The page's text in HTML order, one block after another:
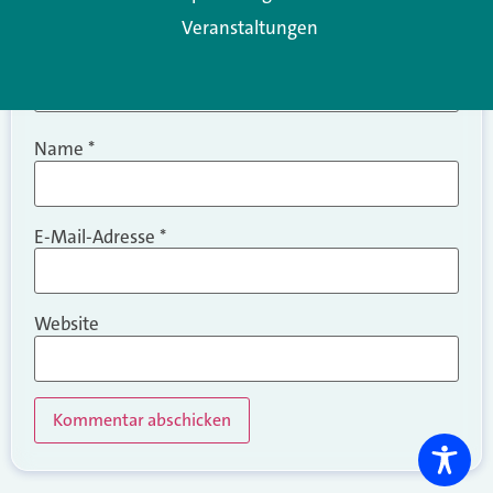
Name *
E-Mail-Adresse *
Website
Alternative:
Veranstaltungen